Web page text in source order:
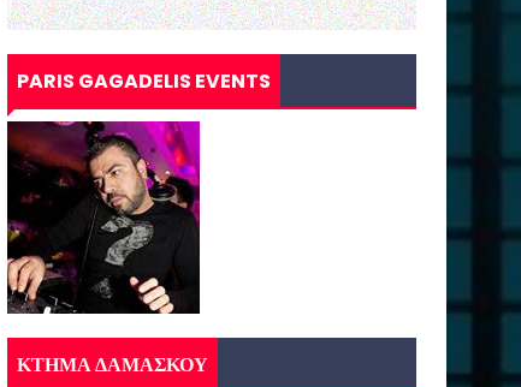
PARIS GAGADELIS EVENTS
ΚΤΗΜΑ ΔΑΜΑΣΚΟΥ